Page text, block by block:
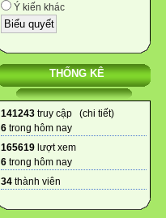
Ý kiến khác
THỐNG KÊ
141243 truy cập (chi tiết)
6 trong hôm nay
165619 lượt xem
6 trong hôm nay
34 thành viên